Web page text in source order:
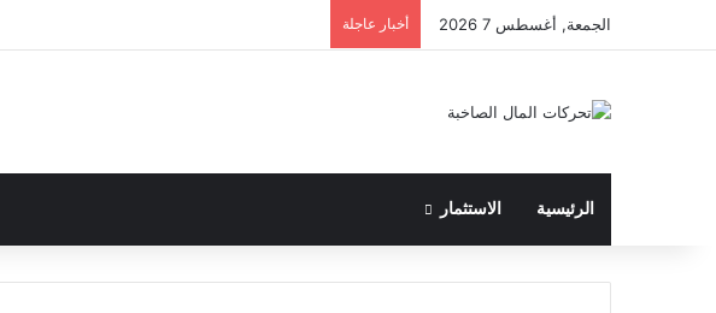
الجمعة, أغسطس 7 2026 أخبار عاجلة
الرئيسية الاستثمار